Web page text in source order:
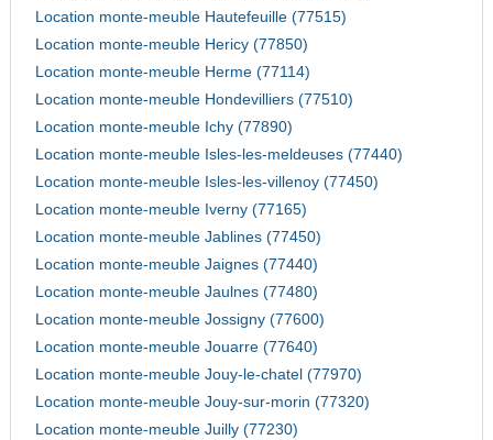
Location monte-meuble Hautefeuille (77515)
Location monte-meuble Hericy (77850)
Location monte-meuble Herme (77114)
Location monte-meuble Hondevilliers (77510)
Location monte-meuble Ichy (77890)
Location monte-meuble Isles-les-meldeuses (77440)
Location monte-meuble Isles-les-villenoy (77450)
Location monte-meuble Iverny (77165)
Location monte-meuble Jablines (77450)
Location monte-meuble Jaignes (77440)
Location monte-meuble Jaulnes (77480)
Location monte-meuble Jossigny (77600)
Location monte-meuble Jouarre (77640)
Location monte-meuble Jouy-le-chatel (77970)
Location monte-meuble Jouy-sur-morin (77320)
Location monte-meuble Juilly (77230)